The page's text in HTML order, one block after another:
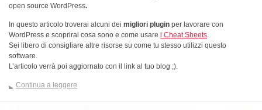
open source WordPress.
In questo articolo troverai alcuni dei migliori plugin per lavorare con
WordPress e scoprirai cosa sono e come usare i Cheat Sheets.
Sei libero di consigliare altre risorse su come tu stesso utilizzi questo
software.
L’articolo verrà poi aggiornato con il link al tuo blog ;).
Continua a leggere